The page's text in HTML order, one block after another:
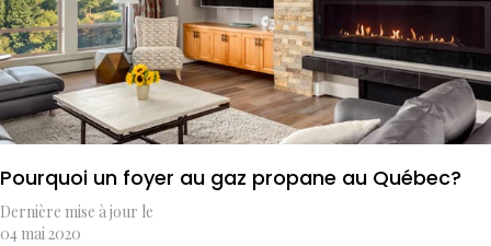
Pourquoi un foyer au gaz propane au Québec?
Dernière mise à jour le
04 mai 2020